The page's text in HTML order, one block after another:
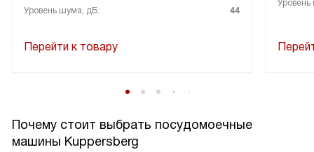
Уровень шума, дБ:
44
Перейти к товару
Почему стоит выбрать посудомоечные
машины Kuppersberg